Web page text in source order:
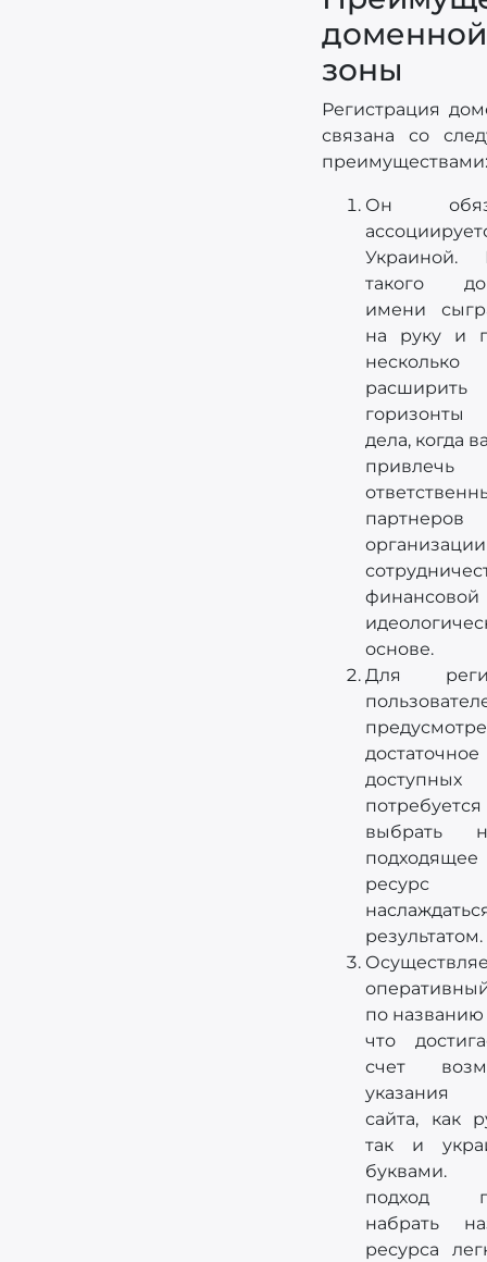
доменной
зоны
Регистрация
связана со
преимуществами:
Он
Украиной.
такого
имени
на руку и
несколько
расширить
горизонты
дела, когда
привлечь
организации
основе.
Для
выбрать
результатом.
по названию
что
счет
сайта, как
так и
буквами.
подход
набрать
ресурса